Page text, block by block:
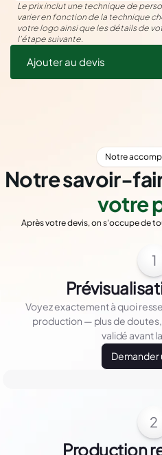
Le prix inclut une technique de
varier en fonction de la technique
votre logo ainsi que les détails de
l’étape suivante.
Ajouter au devis
Notre
Notre savoir-
votre
Après votre devis, on s'occupe de
1
Voyez exactement à quoi
production — plus de
validé avant
Demander
2
Production